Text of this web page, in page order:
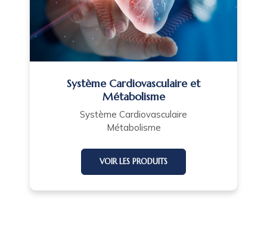
Système Cardiovasculaire et
Métabolisme
Système Cardiovasculaire
Métabolisme
VOIR LES PRODUITS